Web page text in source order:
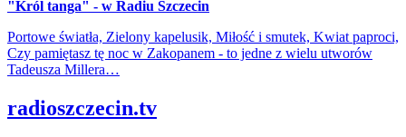
"Król tanga" - w Radiu Szczecin
Portowe światła, Zielony kapelusik, Miłość i smutek, Kwiat paproci,
Czy pamiętasz tę noc w Zakopanem - to jedne z wielu utworów
Tadeusza Millera…
radioszczecin.tv